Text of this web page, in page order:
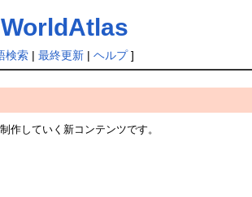
WorldAtlas
検索| 最終更新| ヘルプ]
作していく新コンテンツです。